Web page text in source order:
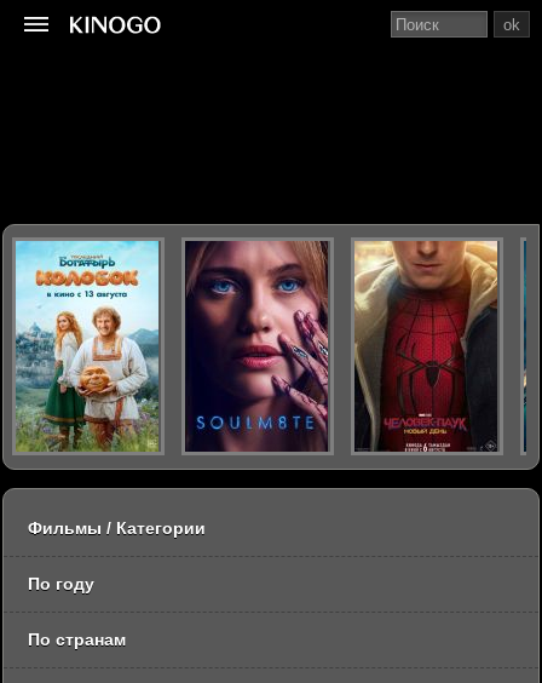
ok
Фильмы / Категории
По году
По странам